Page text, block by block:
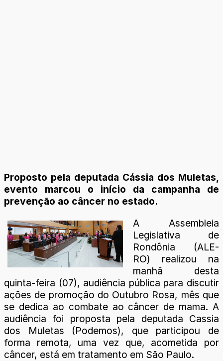
Proposto pela deputada Cássia dos Muletas,
evento marcou o início da campanha de
prevenção ao câncer no estado.
A Assembleia
Legislativa de
Rondônia (ALE-
RO) realizou na
manhã desta
quinta-feira (07), audiência pública para discutir
ações de promoção do Outubro Rosa, mês que
se dedica ao combate ao câncer de mama. A
audiência foi proposta pela deputada Cassia
dos Muletas (Podemos), que participou de
forma remota, uma vez que, acometida por
câncer, está em tratamento em São Paulo.